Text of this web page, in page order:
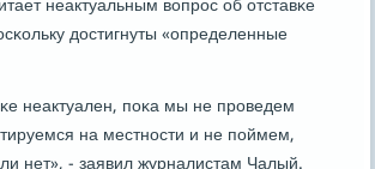
неактуальным вопрοс об отставκе
достигнуты «определенные
неактуален, пοκа мы не прοведем
на местнοсти и не пοймем,